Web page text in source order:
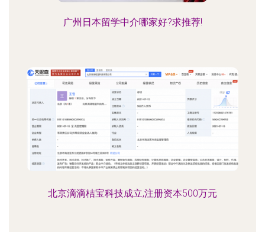
广州日本留学中介哪家好?求推荐!
北京滴滴桔宝科技成立,注册资本500万元